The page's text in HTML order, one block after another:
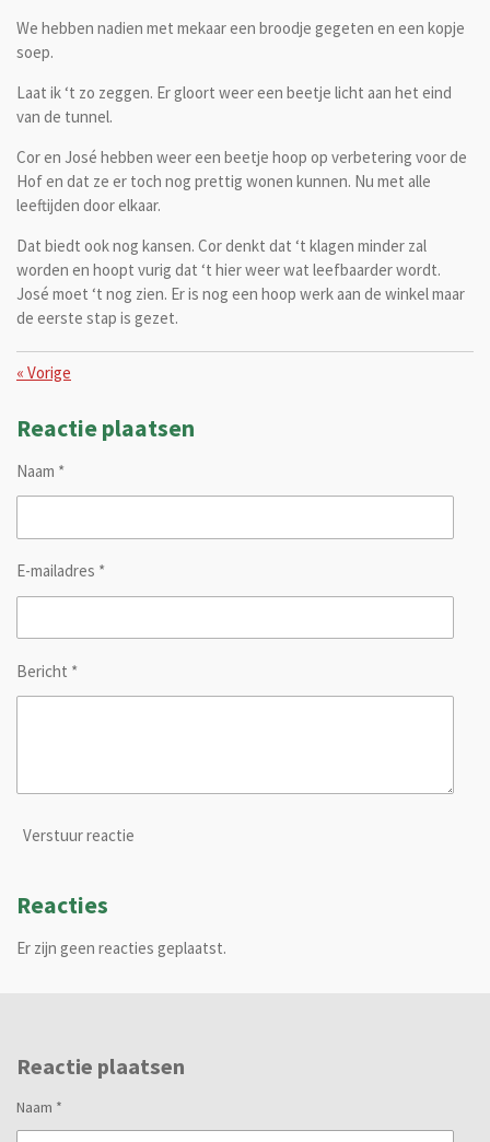
We hebben nadien met mekaar een broodje gegeten en een kopje
soep.
Laat ik ‘t zo zeggen. Er gloort weer een beetje licht aan het eind
van de tunnel.
Cor en José hebben weer een beetje hoop op verbetering voor de
Hof en dat ze er toch nog prettig wonen kunnen. Nu met alle
leeftijden door elkaar.
Dat biedt ook nog kansen. Cor denkt dat ‘t klagen minder zal
worden en hoopt vurig dat ‘t hier weer wat leefbaarder wordt.
José moet ‘t nog zien. Er is nog een hoop werk aan de winkel maar
de eerste stap is gezet.
« Vorige
Reactie plaatsen
Naam *
E-mailadres *
Bericht *
Verstuur reactie
Reacties
Er zijn geen reacties geplaatst.
Reactie plaatsen
Naam *